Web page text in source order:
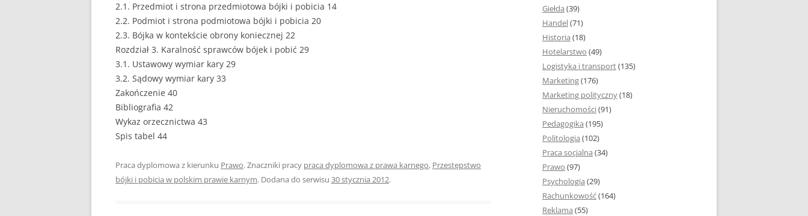
2.1. Przedmiot i strona przedmiotowa bójki i pobicia 14
2.2. Podmiot i strona podmiotowa bójki i pobicia 20
2.3. Bójka w kontekście obrony koniecznej 22
Rozdział 3. Karalność sprawców bójek i pobić 29
3.1. Ustawowy wymiar kary 29
3.2. Sądowy wymiar kary 33
Zakończenie 40
Bibliografia 42
Wykaz orzecznictwa 43
Spis tabel 44
Praca dyplomowa z kierunku Prawo. Znaczniki pracy praca dyplomowa z prawa karnego, Przestępstwo
bójki i pobicia w polskim prawie karnym. Dodana do serwisu 30 stycznia 2012.
Giełda (39)
Handel(71)
Historia (18)
Hotelarstwo (49)
Logistyka i transport(135)
Marketing(176)
Marketing polityczny(18)
Nieruchomości(91)
Pedagogika (195)
Politologia (102)
Praca socjalna (34)
Prawo (97)
Psychologia (29)
Rachunkowość(164)
Reklama (55)